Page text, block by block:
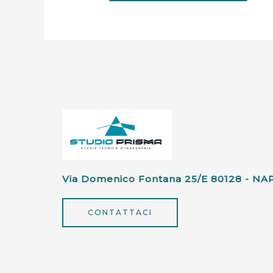
Via Domenico Fontana 25/e 80128 -
CONTATTACI